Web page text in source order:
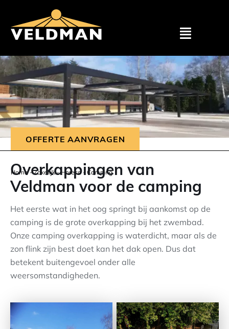
Particulier
Zakelijk
Projecten
Showroom
Contact
OFFERTE AANVRAGEN
Home-Zakelijk- Horeca- Camping
Overkappingen van
Veldman voor de camping
Het eerste wat in het oog springt bij aankomst op de
camping is de grote overkapping bij het zwembad.
Onze camping overkapping is waterdicht, maar als de
zon flink zijn best doet kan het dak open. Dus dat
betekent buitengevoel onder alle
weersomstandigheden.